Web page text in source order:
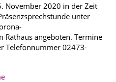
November 2020 in der Zeit
unter
Rathaus angeboten. Termine
Telefonnummer 02473-